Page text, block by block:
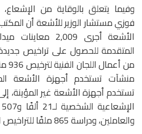
وفيما يتعلق بالوقاية من
فوزي مستشار الوزير للأشعة أن
الأشعة أجرى 2,009
المتقدمة للحصول على تراخيص
تستخدم أجهزة الأشعة غير المؤينة،
والعاملين، ودراسة 865 ملفًا للتراخيص المكانية.